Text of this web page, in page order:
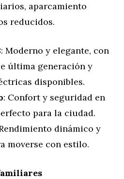
aparcamiento
reducidos.
: Moderno y elegante, con
última generación y
disponibles.
: Confort y seguridad en
para la ciudad.
dinámico y
moverse con estilo.